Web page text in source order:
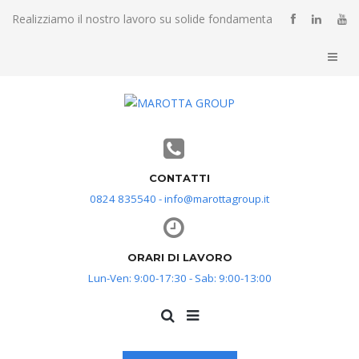
Realizziamo il nostro lavoro su solide fondamenta
CONTATTI
0824 835540 - info@marottagroup.it
ORARI DI LAVORO
Lun-Ven: 9:00-17:30 - Sab: 9:00-13:00